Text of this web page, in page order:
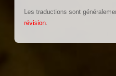
Les traductions sont
révision.